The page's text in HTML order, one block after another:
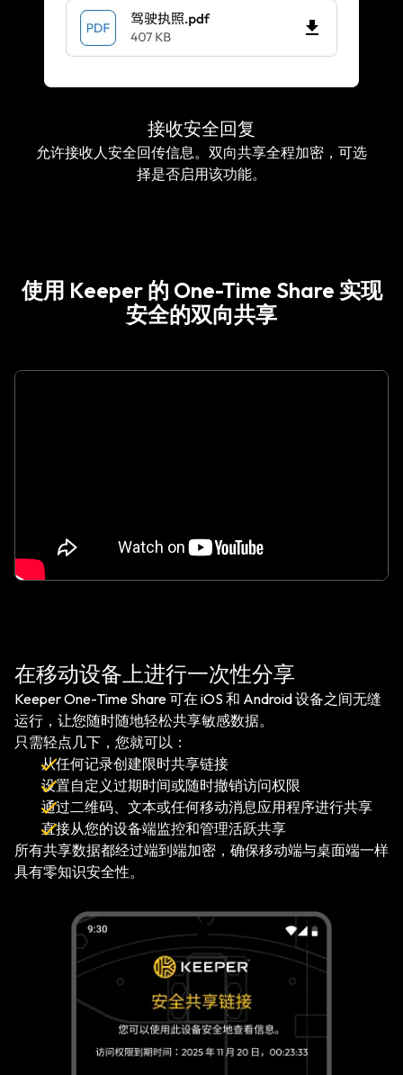
接收安全回复
允许接收人安全回传信息。双向共享全程加密，可选
择是否启用该功能。
使用 Keeper 的 One-Time Share 实现
安全的双向共享
在移动设备上进行一次性分享
Keeper One-Time Share 可在 iOS 和 Android 设备之间无缝
运行，让您随时随地轻松共享敏感数据。
只需轻点几下，您就可以：
从任何记录创建限时共享链接
设置自定义过期时间或随时撤销访问权限
通过二维码、文本或任何移动消息应用程序进行共享
直接从您的设备端监控和管理活跃共享
所有共享数据都经过端到端加密，确保移动端与桌面端一样
具有零知识安全性。